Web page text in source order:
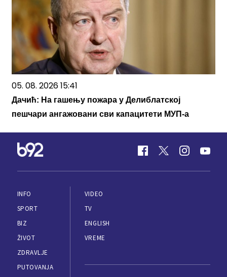
05. 08. 2026 15:41
Дачић: На гашењу пожара у Делиблатској
пешчари ангажовани сви капацитети МУП-а
INFO
SPORT
BIZ
ŽIVOT
ZDRAVLJE
PUTOVANJA
VIDEO
TV
ENGLISH
VREME